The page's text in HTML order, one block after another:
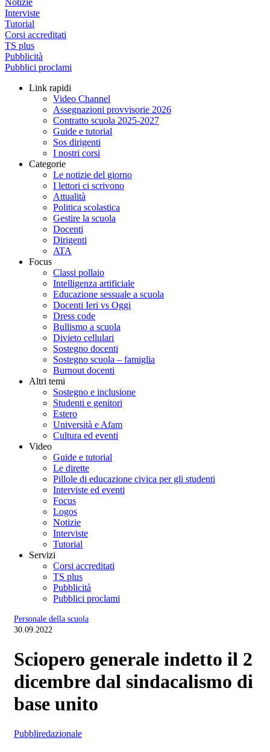
Notizie
Interviste
Tutorial
Corsi accreditati
TS plus
Pubblicità
Pubblici proclami
Link rapidi
Video Channel
Assegnazioni provvisorie 2026
Contratto scuola 2025-2027
Guide e tutorial
Sos dirigenti
I nostri corsi
Categorie
Le notizie del giorno
I lettori ci scrivono
Attualità
Politica scolastica
Gestire la scuola
Docenti
Dirigenti
ATA
Focus
Classi pollaio
Intelligenza artificiale
Educazione sessuale a scuola
Docenti Ieri vs Oggi
Dress code
Bullismo a scuola
Divieto cellulari
Sostegno docenti
Sostegno scuola – famiglia
Burnout docenti
Altri temi
Sostegno e inclusione
Studenti e genitori
Estero
Università e Afam
Cultura ed eventi
Video
Guide e tutorial
Le dirette
Pillole di educazione civica per gli studenti
Interviste ed eventi
Focus
Logos
Notizie
Interviste
Tutorial
Servizi
Corsi accreditati
TS plus
Pubblicità
Pubblici proclami
Personale della scuola
30.09.2022
Sciopero generale indetto il 2
dicembre dal sindacalismo di
base unito
Pubbliredazionale